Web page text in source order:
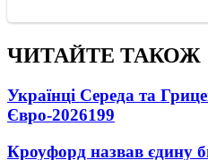
ЧИТАЙТЕ ТАКОЖ
Українці Середа та
Євро-2026199
Кроуфорд назвав єдину